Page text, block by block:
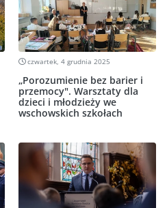
czwartek, 4 grudnia 2025
„Porozumienie bez barier i
przemocy". Warsztaty dla
dzieci i młodzieży we
wschowskich szkołach